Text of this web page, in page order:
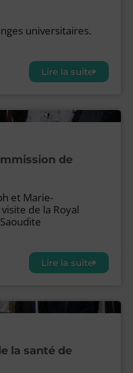
universitaires.
Lire la suite
de
et Marie-
de la Royal
Lire la suite
la santé de